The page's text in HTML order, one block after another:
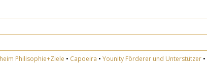
Philisophie+Ziele • Capoeira •Younity Förderer und Unterstützer •